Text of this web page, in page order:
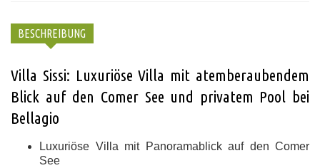
BESCHREIBUNG
Villa Sissi: Luxuriöse Villa mit atemberaubendem
Blick auf den Comer See und privatem Pool bei
Bellagio
Luxuriöse Villa mit Panoramablick auf den Comer
See